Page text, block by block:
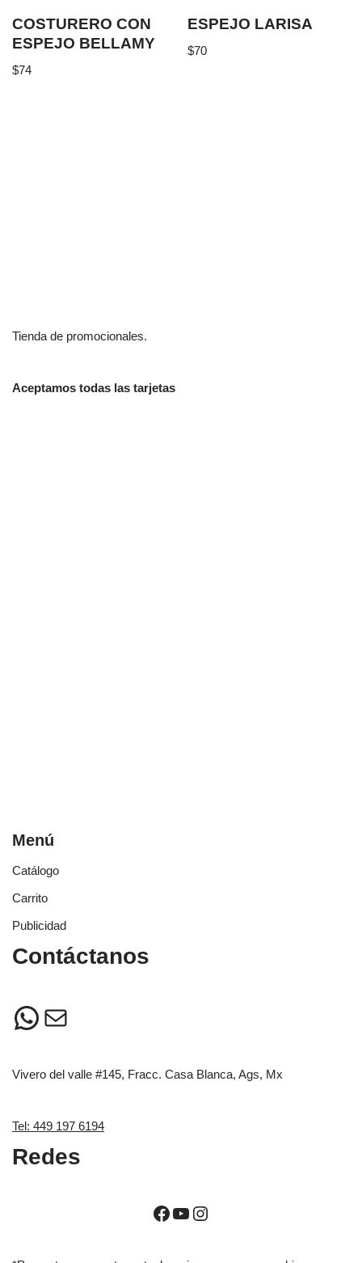
COSTURERO CON
ESPEJO BELLAMY
$74
ESPEJO LARISA
$70
Tienda de promocionales.
Aceptamos todas las tarjetas
Menú
Catálogo
Carrito
Publicidad
Contáctanos
Vivero del valle #145, Fracc. Casa Blanca, Ags, Mx
Tel: 449 197 6194
Redes